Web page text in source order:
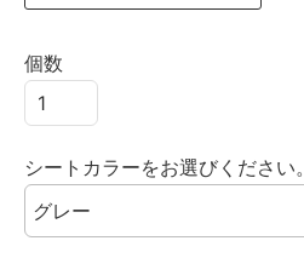
個数
シートカラーをお選びください。